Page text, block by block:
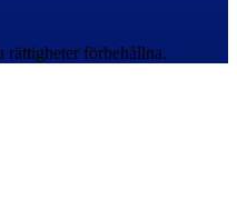
förbehållna.